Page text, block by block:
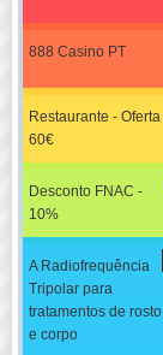
888 Casino PT
Restaurante - Oferta
60€
Desconto FNAC -
10%
A Radiofrequência
Tripolar para
tratamentos de rosto
e corpo